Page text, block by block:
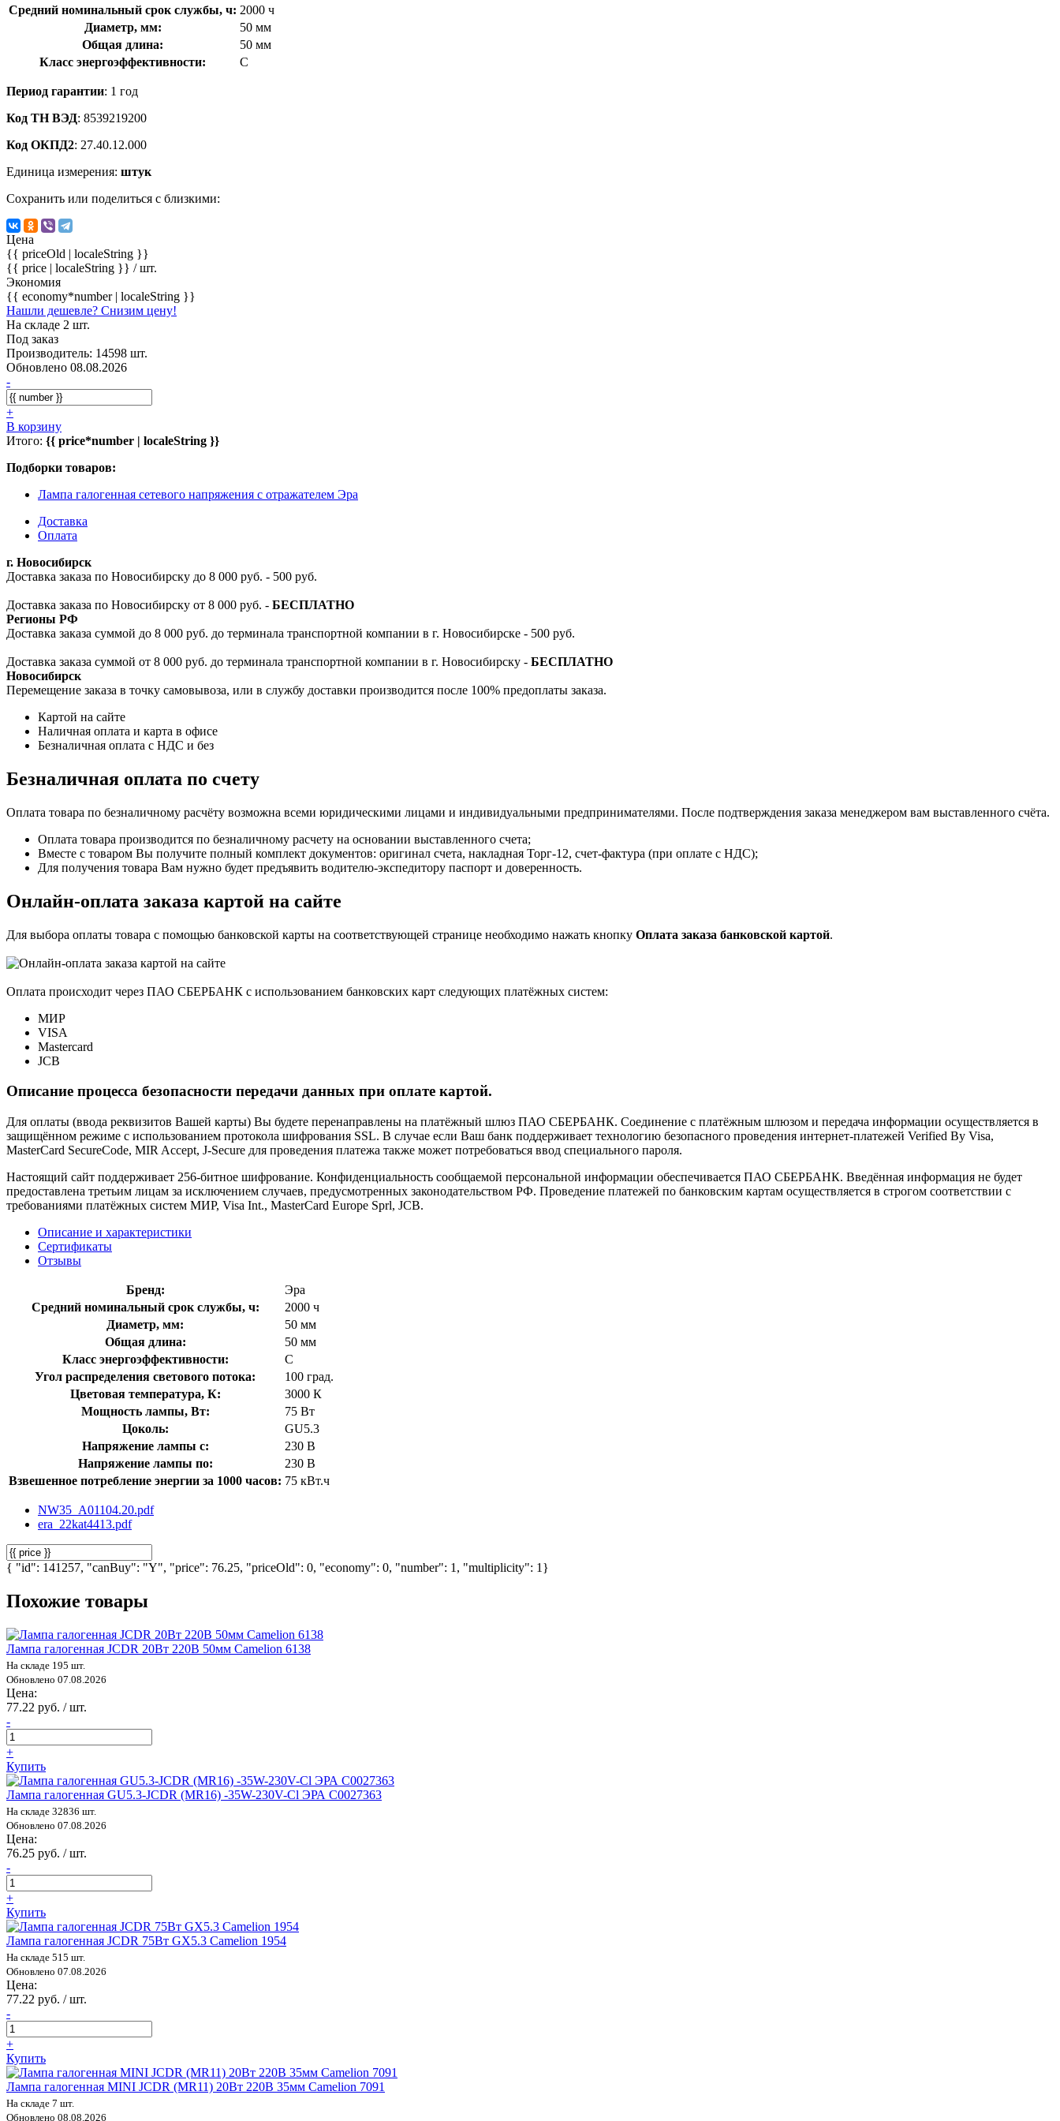
Средний номинальный срок службы, ч: 2000 ч
Диаметр, мм:
50 мм
Общая длина:
50 мм
Класс энергоэффективности:
C
Период гарантии: 1 год
Код ТН ВЭД: 8539219200
Код ОКПД2: 27.40.12.000
Единица измерения: штук
Сохранить или поделиться с близкими:
Цена
{{ priceOld | localeString }}
{{ price | localeString }} / шт.
Экономия
{{ economy*number | localeString }}
Нашли дешевле? Снизим цену!
На складе 2 шт.
Под заказ
Производитель: 14598 шт.
Обновлено 08.08.2026
-
+
В корзину
Итого: {{ price*number | localeString }}
Подборки товаров:
Лампа галогенная сетевого напряжения с отражателем Эра
Доставка
Оплата
г. Новосибирск
Доставка заказа по Новосибирску до 8 000 руб. - 500 руб.
Доставка заказа по Новосибирску от 8 000 руб. - БЕСПЛАТНО
Регионы РФ
Доставка заказа суммой до 8 000 руб. до терминала транспортной компании в г. Новосибирске - 500 руб.
Доставка заказа суммой от 8 000 руб. до терминала транспортной компании в г. Новосибирску - БЕСПЛАТНО
Новосибирск
Перемещение заказа в точку самовывоза, или в службу доставки производится после 100% предоплаты заказа.
Картой на сайте
Наличная оплата и карта в офисе
Безналичная оплата с НДС и без
Безналичная оплата по счету
Оплата товара по безналичному расчёту возможна всеми юридическими лицами и индивидуальными предпринимателями. После подтверждения заказа менеджером вам выставленного счёта.
Оплата товара производится по безналичному расчету на основании выставленного счета;
Вместе с товаром Вы получите полный комплект документов: оригинал счета, накладная Торг-12, счет-фактура (при оплате с НДС);
Для получения товара Вам нужно будет предъявить водителю-экспедитору паспорт и доверенность.
Онлайн-оплата заказа картой на сайте
Для выбора оплаты товара с помощью банковской карты на соответствующей странице необходимо нажать кнопку Оплата заказа банковской картой.
Оплата происходит через ПАО СБЕРБАНК с использованием банковских карт следующих платёжных систем:
МИР
VISA
Mastercard
JCB
Описание процесса безопасности передачи данных при оплате картой.
Для оплаты (ввода реквизитов Вашей карты) Вы будете перенаправлены на платёжный шлюз ПАО СБЕРБАНК. Соединение с платёжным шлюзом и передача информации осуществляется в
защищённом режиме с использованием протокола шифрования SSL. В случае если Ваш банк поддерживает технологию безопасного проведения интернет-платежей Verified By Visa,
MasterCard SecureCode, MIR Accept, J-Secure для проведения платежа также может потребоваться ввод специального пароля.
Настоящий сайт поддерживает 256-битное шифрование. Конфиденциальность сообщаемой персональной информации обеспечивается ПАО СБЕРБАНК. Введённая информация не будет
предоставлена третьим лицам за исключением случаев, предусмотренных законодательством РФ. Проведение платежей по банковским картам осуществляется в строгом соответствии с
требованиями платёжных систем МИР, Visa Int., MasterCard Europe Sprl, JCB.
Описание и характеристики
Сертификаты
Отзывы
Бренд:
Эра
Средний номинальный срок службы, ч:
2000 ч
Диаметр, мм:
50 мм
Общая длина:
50 мм
Класс энергоэффективности:
C
Угол распределения светового потока:
100 град.
Цветовая температура, К:
3000 К
Мощность лампы, Вт:
75 Вт
Цоколь:
GU5.3
Напряжение лампы с:
230 В
Напряжение лампы по:
230 В
Взвешенное потребление энергии за 1000 часов: 75 кВт.ч
NW35_A01104.20.pdf
era_22kat4413.pdf
{ "id": 141257, "canBuy": "Y", "price": 76.25, "priceOld": 0, "economy": 0, "number": 1, "multiplicity": 1}
Похожие товары
Лампа галогенная JCDR 20Вт 220В 50мм Camelion 6138
На складе 195 шт.
Обновлено 07.08.2026
Цена:
77.22 руб. / шт.
-
+
Купить
Лампа галогенная GU5.3-JCDR (MR16) -35W-230V-Cl ЭРА C0027363
На складе 32836 шт.
Обновлено 07.08.2026
Цена:
76.25 руб. / шт.
-
+
Купить
Лампа галогенная JCDR 75Вт GX5.3 Camelion 1954
На складе 515 шт.
Обновлено 07.08.2026
Цена:
77.22 руб. / шт.
-
+
Купить
Лампа галогенная MINI JCDR (MR11) 20Вт 220В 35мм Camelion 7091
На складе 7 шт.
Обновлено 08.08.2026